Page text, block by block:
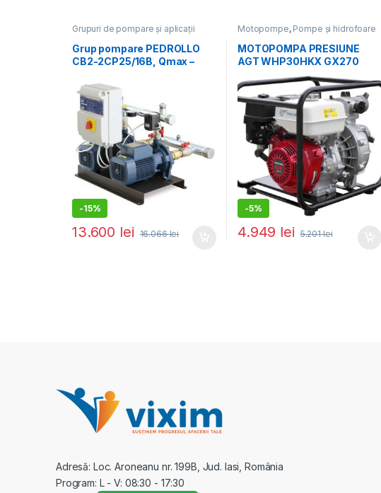
Grupuri de pompare și aplicații
speciale
Pompe și hidrofoare
Promoții
Grup pompare PEDROLLO
CB2-2CP25/16B, Qmax –
-15%
13.600 lei 16.066lei
Motopompe, Pompe și hidrofoare
MOTOPOMPA PRESIUNE
AGT WHP30HKX GX270
-5%
4.949 lei 5.201lei
Adresă: Loc. Aroneanu nr. 199B, Jud. Iasi, România
Program: L - V: 08:30 - 17:30